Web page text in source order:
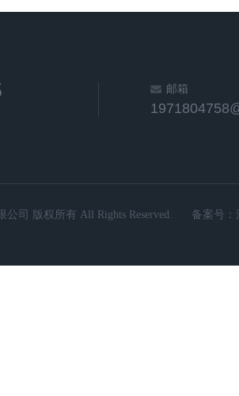
邮箱
司 版权所有 All Rights Reserved. 备案号：